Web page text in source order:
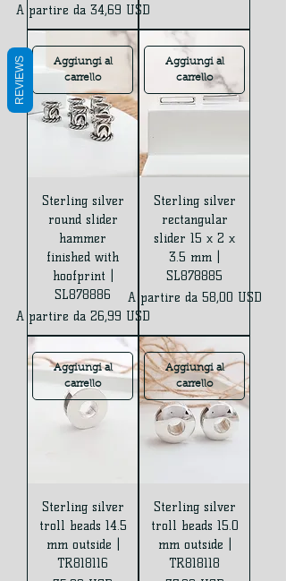
A partire da 34,69 USD
Prezzo scontato
Aggiungi al
carrello
Sterling silver
round slider
hammer
finished with
hoofprint |
SL878886
A partire da 26,99 USD
Prezzo scontato
Aggiungi al
carrello
Sterling silver
rectangular
slider 15 x 2 x
3.5 mm |
SL878885
A partire da 58,00 USD
Prezzo scontato
Aggiungi al
carrello
Sterling silver
troll beads 14.5
mm outside |
TR818116
Aggiungi al
carrello
Sterling silver
troll beads 15.0
mm outside |
TR818118
REVIEWS